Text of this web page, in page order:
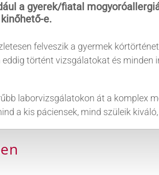
a gyerek/fiatal
e.
felveszik a gyermek
történt vizsgálatokat és
laborvizsgálatokon át a komplex
a kis páciensek, mind szüleik